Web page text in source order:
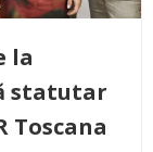
la
statutar
Toscana